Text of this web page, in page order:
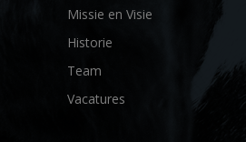
Missie en Visie
Historie
Team
Vacatures